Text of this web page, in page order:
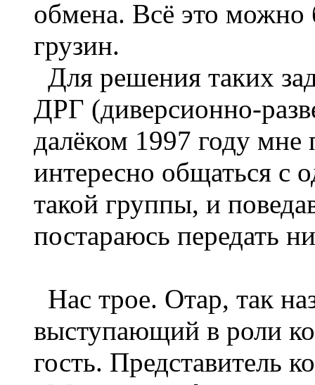
обмена. Всё это можно
грузин.
Для решения таких
ДРГ (диверсионно-
далёком 1997 году мне
интересно общаться с
такой группы, и
постараюсь передать
Нас трое. Отар, так
выступающий в роли
гость. Представитель